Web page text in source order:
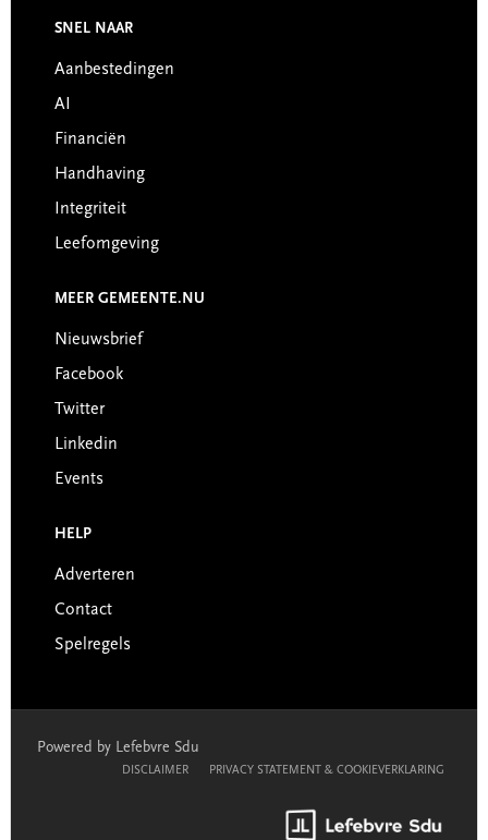
Footer
SNEL NAAR
Aanbestedingen
AI
Financiën
Handhaving
Integriteit
Leefomgeving
MEER GEMEENTE.NU
Nieuwsbrief
Facebook
Twitter
Linkedin
Events
HELP
Adverteren
Contact
Spelregels
Powered by Lefebvre Sdu
DISCLAIMER PRIVACY STATEMENT & COOKIEVERKLARING